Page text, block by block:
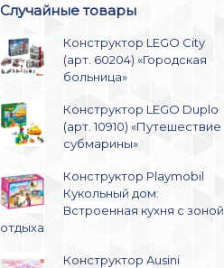
Случайные товары
Конструктор LEGO City
(арт. 60204) «Городская
больница»
Конструктор LEGO Duplo
(арт. 10910) «Путешествие
субмарины»
Конструктор Playmobil
Кукольный дом:
Встроенная кухня с зоной
отдыха
Конструктор Ausini